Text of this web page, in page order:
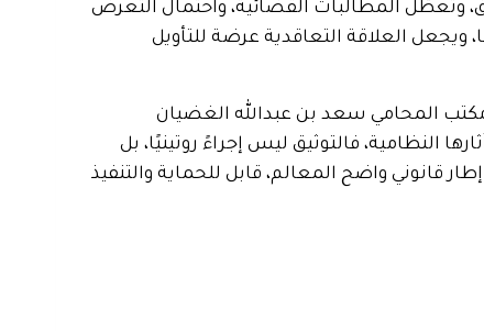
وتعطّل المطالبات القضائية، واحتمال التعرض
العلاقة التعاقدية عرضة للتأويل
مكتب المحامي سعد بن عبدالله الغضيان
النظامية، فالتوثيق ليس إجراءً روتينيًا، بل
قانوني واضح المعالم، قابل للحماية والتنفيذ